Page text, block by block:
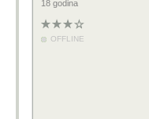
18 godina
OFFLINE